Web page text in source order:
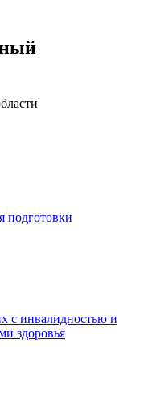
подготовки
с инвалидностью и
здоровья